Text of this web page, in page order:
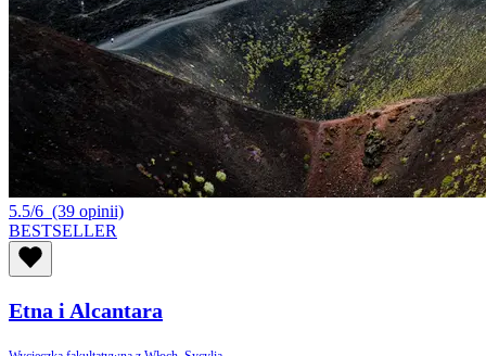
5.5/6 (39 opinii)
BESTSELLER
Etna i Alcantara